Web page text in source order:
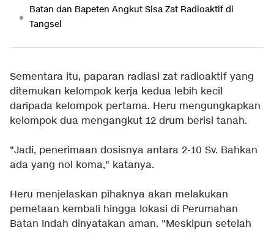
Batan dan Bapeten Angkut Sisa Zat Radioaktif di
Tangsel
Sementara itu, paparan radiasi zat radioaktif yang
ditemukan kelompok kerja kedua lebih kecil
daripada kelompok pertama. Heru mengungkapkan
kelompok dua mengangkut 12 drum berisi tanah.
"Jadi, penerimaan dosisnya antara 2-10 Sv. Bahkan
ada yang nol koma," katanya.
Heru menjelaskan pihaknya akan melakukan
pemetaan kembali hingga lokasi di Perumahan
Batan Indah dinyatakan aman. "Meskipun setelah